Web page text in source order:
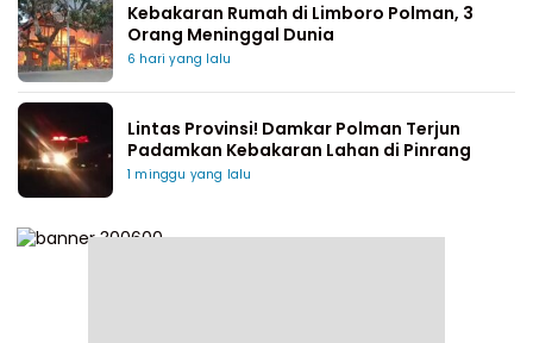
Kebakaran Rumah di Limboro Polman, 3
Orang Meninggal Dunia
6 hari yang lalu
Lintas Provinsi! Damkar Polman Terjun
Padamkan Kebakaran Lahan di Pinrang
1 minggu yang lalu